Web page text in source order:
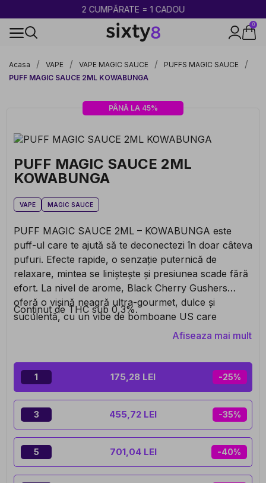
2 CUMPĂRATE = 1 CADOU
0
Acasa
VAPE VAPE MAGIC SAUCE
PUFFS MAGIC SAUCE
PUFF MAGIC SAUCE 2ML KOWABUNGA
PÂNĂ LA 45%
PUFF MAGIC SAUCE 2ML
KOWABUNGA
VAPE MAGIC SAUCE
PUFF MAGIC SAUCE 2ML – KOWABUNGA este
puff-ul care te ajută să te deconectezi în doar câteva
pufuri. Efecte rapide, o senzație puternică de
relaxare, mintea se liniștește și presiunea scade fără
efort. La nivel de arome, Black Cherry Gushers
oferă o vișină neagră ultra-gourmet, dulce și
suculentă, cu un vibe de bomboane US care
persistă în gură. Simplu, gata de utilizare, intens dar
Conținut de THC sub 0,3%.
Afiseaza mai mult
1 -25%
175,28 LEI
3 -35%
455,72 LEI
5 -40%
701,04 LEI